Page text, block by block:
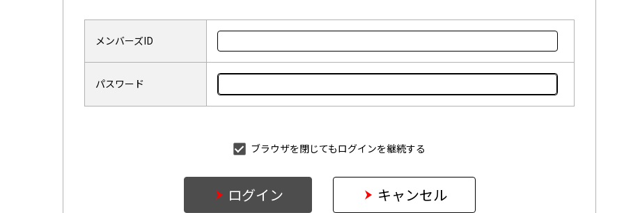
メンバーズID
パスワード
ブラウザを閉じてもログインを継続する
ログイン キャンセル